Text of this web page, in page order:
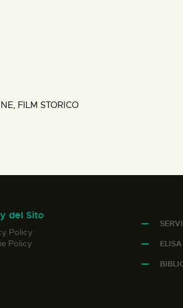
FILM STORICO
del Sito
Policy
Policy